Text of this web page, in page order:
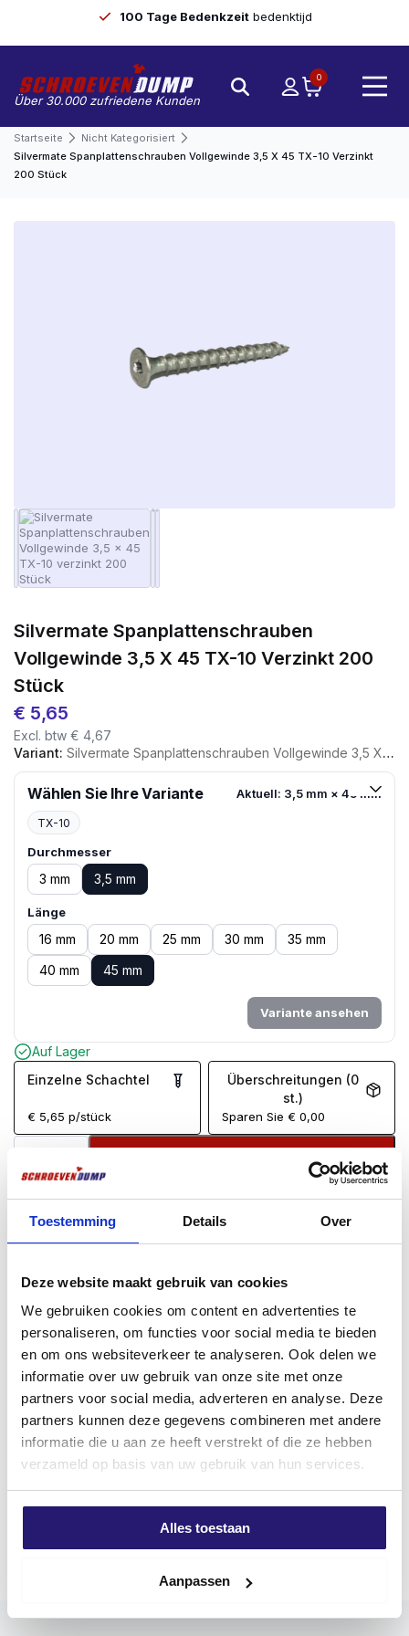
Toestemming Details Over
Deze website maakt gebruik van cookies
We gebruiken cookies om content en advertenties te
personaliseren, om functies voor social media te bieden
en om ons websiteverkeer te analyseren. Ook delen we
informatie over uw gebruik van onze site met onze
partners voor social media, adverteren en analyse. Deze
partners kunnen deze gegevens combineren met andere
informatie die u aan ze heeft verstrekt of die ze hebben
verzameld op basis van uw gebruik van hun services.
Alles toestaan
Aanpassen
100 Tage Bedenkzeitbedenktijd
Über 30.000 zufriedene Kunden
0
Startseite
Nicht Kategorisiert
Silvermate Spanplattenschrauben Vollgewinde 3,5 X 45 TX-10 Verzinkt
200 Stück
Silvermate Spanplattenschrauben
Vollgewinde 3,5 X 45 TX-10 Verzinkt 200
Stück
€ 5,65
Excl. btw € 4,67
Variant: Silvermate Spanplattenschrauben Vollgewinde 3,5 X 45 TX-10 Verzinkt 200 Stück
Wählen Sie Ihre Variante Aktuell: 3,5 mm × 45 mm
TX-10
Durchmesser
3 mm 3,5 mm
Länge
16 mm 20 mm 25 mm 30 mm
35 mm
40 mm
45 mm
Variante ansehen
Auf Lager
Einzelne Schachtel
€ 5,65 p/stück
Überschreitungen (0
st.)
Sparen Sie€ 0,00
Bestellt vor 17:00 Uhr, Versand am selben Tag*
Kostenloser Versand ab 99 €
Produktbeschriftung
Spanplattenschrauben silvermate
Als einzigartige Schraube auf dem Markt haben die
Schrauben der SilverMate Next Generation ihre
eigene optimale Steigung und spezifische Merkmale
für jede Länge und jeden Durchmesser, die leicht oder
stark eingepasst sind.
Kurze Schrauben hingegen haben eine kleinere
Steigung, um einen hohen Ausreißwert zu erreichen.
Die längeren Schrauben, von 60mm bis 200mm,
Schrauben schneller eingedreht werden können. Die